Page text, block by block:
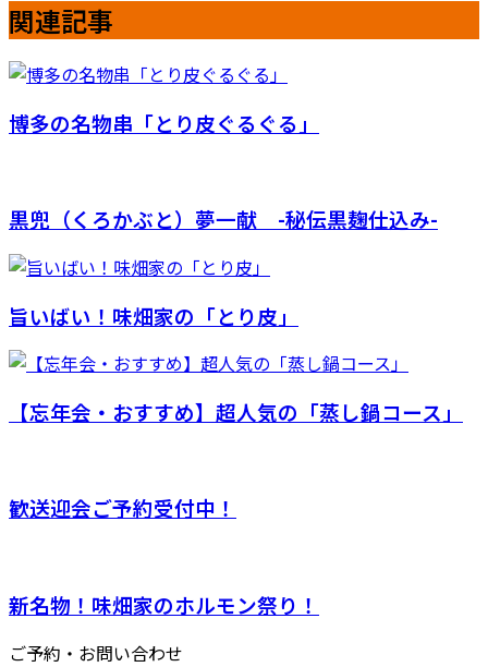
関連記事
博多の名物串「とり皮ぐるぐる」
黒兜（くろかぶと）夢一献 -秘伝黒麹仕込み-
旨いばい！味畑家の「とり皮」
【忘年会・おすすめ】超人気の「蒸し鍋コース」
歓送迎会ご予約受付中！
新名物！味畑家のホルモン祭り！
ご予約・お問い合わせ